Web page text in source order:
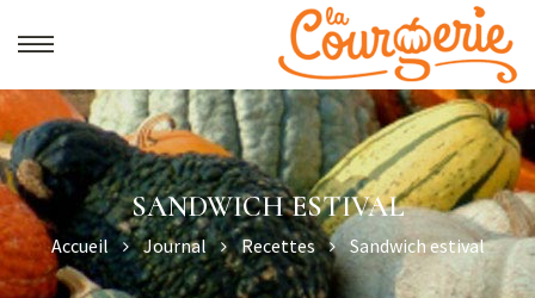
SANDWICH ESTIVAL
Accueil Journal Recettes Sandwich estival